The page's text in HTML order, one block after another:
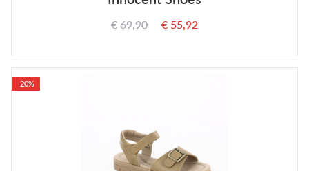
€ 69,90 € 55,92
-20%